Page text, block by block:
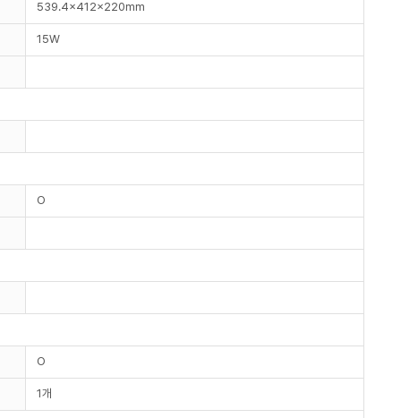
539.4x412x220mm
15W
O
O
1개